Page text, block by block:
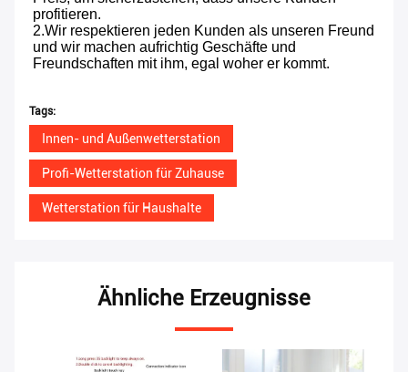
profitieren.
2.Wir respektieren jeden Kunden als unseren Freund
und wir machen aufrichtig Geschäfte und
Freundschaften mit ihm, egal woher er kommt.
Tags:
Innen- und Außenwetterstation
Profi-Wetterstation für Zuhause
Wetterstation für Haushalte
Ähnliche Erzeugnisse